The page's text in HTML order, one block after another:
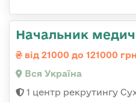
Начальник
від 21000 до 121000 грн
Вся Україна
1 центр рекрутингу